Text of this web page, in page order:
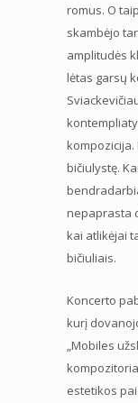
romus. O
skambėjo
amplitudės
lėtas garsų
bičiulystę.
nepaprasta
kai atlikėjai
bičiuliais.
Koncerto
kurį
„Mobiles
estetikos